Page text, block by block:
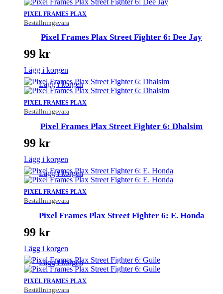
PIXEL FRAMES PLAX
Beställningsvara
Pixel Frames Plax Street Fighter 6: Dee Jay
99 kr
Lägg i korgen
PIXEL FRAMES PLAX
Beställningsvara
Lägg i korgen
Pixel Frames Plax Street Fighter 6: Dhalsim
99 kr
Lägg i korgen
PIXEL FRAMES PLAX
Beställningsvara
Lägg i korgen
Pixel Frames Plax Street Fighter 6: E. Honda
99 kr
Lägg i korgen
PIXEL FRAMES PLAX
Beställningsvara
Lägg i korgen